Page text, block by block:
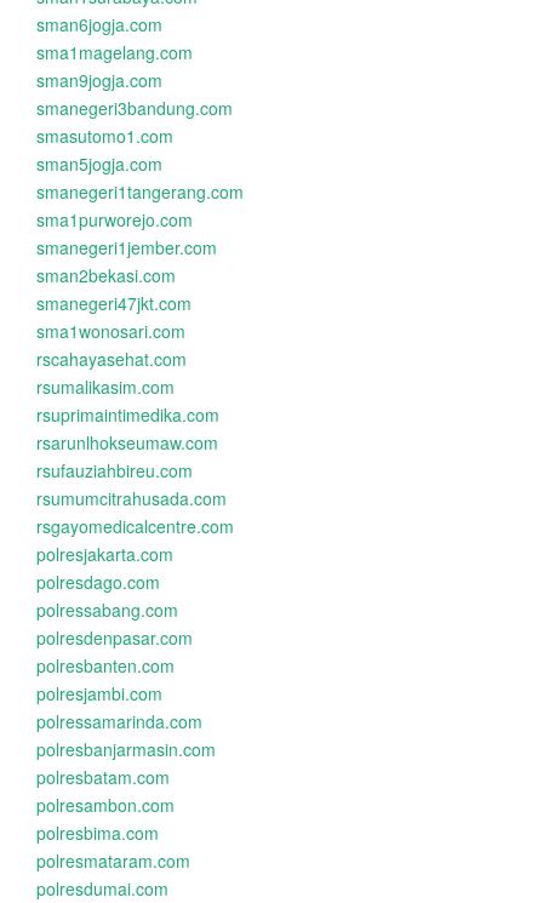
sman6jogja.com
sma1magelang.com
sman9jogja.com
smanegeri3bandung.com
smasutomo1.com
sman5jogja.com
smanegeri1tangerang.com
sma1purworejo.com
smanegeri1jember.com
sman2bekasi.com
smanegeri47jkt.com
sma1wonosari.com
rscahayasehat.com
rsumalikasim.com
rsuprimaintimedika.com
rsarunlhokseumaw.com
rsufauziahbireu.com
rsumumcitrahusada.com
rsgayomedicalcentre.com
polresjakarta.com
polresdago.com
polressabang.com
polresdenpasar.com
polresbanten.com
polresjambi.com
polressamarinda.com
polresbanjarmasin.com
polresbatam.com
polresambon.com
polresbima.com
polresmataram.com
polresdumai.com